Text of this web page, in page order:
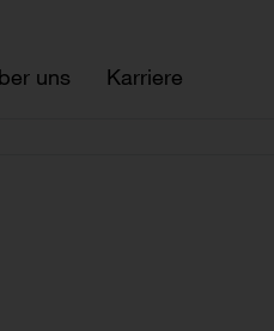
uns Karriere